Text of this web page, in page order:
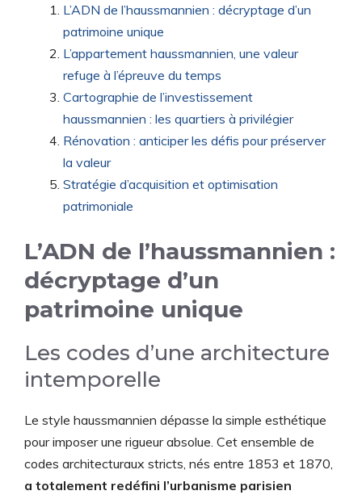
L’ADN de l’haussmannien : décryptage d’un
patrimoine unique
L’appartement haussmannien, une valeur
refuge à l’épreuve du temps
Cartographie de l’investissement
haussmannien : les quartiers à privilégier
Rénovation : anticiper les défis pour préserver
la valeur
Stratégie d’acquisition et optimisation
patrimoniale
L’ADN de l’haussmannien :
décryptage d’un
patrimoine unique
Les codes d’une architecture
intemporelle
Le style haussmannien dépasse la simple esthétique
pour imposer une rigueur absolue. Cet ensemble de
codes architecturaux stricts, nés entre 1853 et 1870,
a totalement redéfini l’urbanisme parisien